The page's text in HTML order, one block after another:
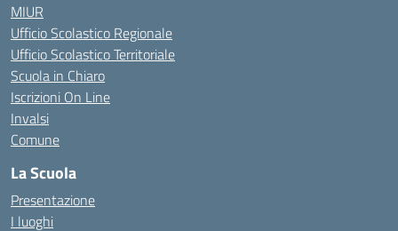
MIUR
Ufficio Scolastico Regionale
Ufficio Scolastico Territoriale
Scuola in Chiaro
Iscrizioni On Line
Invalsi
Comune
La Scuola
Presentazione
I luoghi